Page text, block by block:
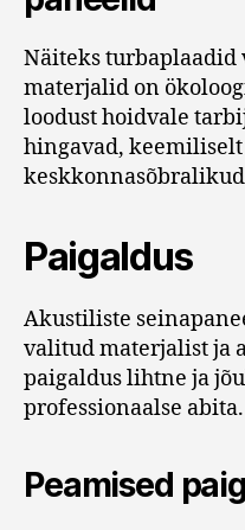
Näiteks turbaplaadid
materjalid on
loodust hoidvale
hingavad,
Paigaldus
Akustiliste
valitud materjalist ja
paigaldus lihtne ja
professionaalse abita.
Peamised